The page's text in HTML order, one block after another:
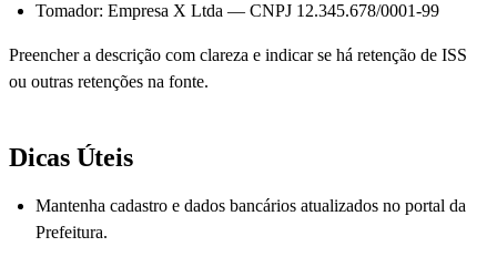
Tomador: Empresa X Ltda — CNPJ 12.345.678/0001-99
Preencher a descrição com clareza e indicar se há retenção de ISS
ou outras retenções na fonte.
Dicas Úteis
Mantenha cadastro e dados bancários atualizados no portal da
Prefeitura.